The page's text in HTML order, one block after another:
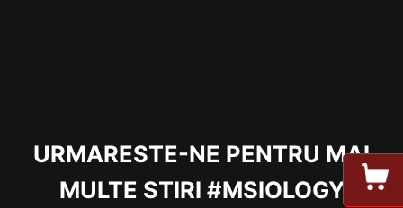
URMARESTE-NE PENTRU MAI
MULTE STIRI #MSIOLOGY